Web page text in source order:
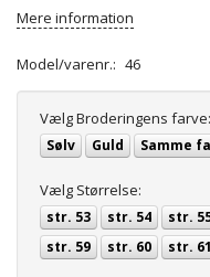
Mere information
Model/varenr.: 46
VælgBroderingens farve:
Sølv Guld Samme
Vælg Størrelse:
str. 53 str. 54 str.
str. 59
str. 60 str. 61